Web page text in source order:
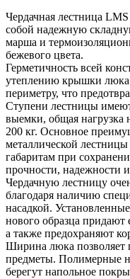
Чердачная лестница
собой надежную
марша и
бежевого цвета.
Герметичность всей
утеплению крышки
периметру, что
Ступени лестницы
выемки, общая нагрузка
200 кг. Основное
металлической
габаритам при
прочности, надежности
Чердачную лестницу
благодаря наличию
насадкой.
нового образца
а также предохраняют
Ширина люка позволяет
предметы. Полимерные
берегут напольное